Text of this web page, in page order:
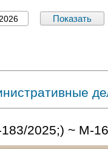
2025;) ~ М-